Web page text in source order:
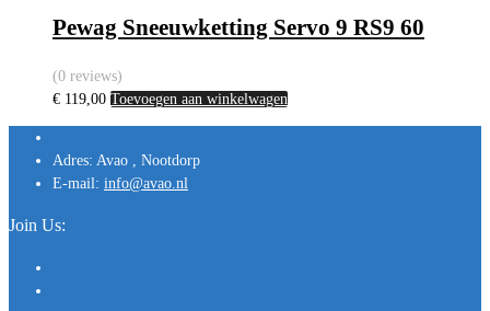
Pewag Sneeuwketting Servo 9 RS9 60
(0 reviews)
€ 119,00 Toevoegen aan winkelwagen
Adres: Avao , Nootdorp
E-mail: info@avao.nl
Join Us: